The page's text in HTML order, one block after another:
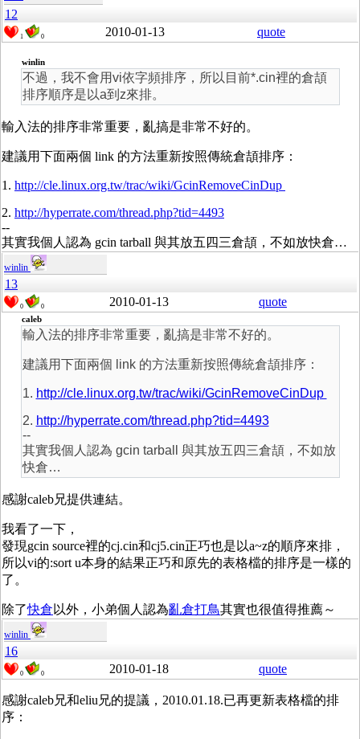
12
1 0 2010-01-13 quote
winlin
不過，我不會用vi依字頻排序，所以目前*.cin裡的倉頡
排序順序是以a到z來排。
輸入法的排序非常重要，亂搞是非常不好的。
建議用下面兩個 link 的方法重新按照傳統倉頡排序：
1. http://cle.linux.org.tw/trac/wiki/GcinRemoveCinDup
2. http://hyperrate.com/thread.php?tid=4493
--
其實我個人認為 gcin tarball 與其放五四三倉頡，不如放快倉…
winlin
13
0 0 2010-01-13 quote
caleb
輸入法的排序非常重要，亂搞是非常不好的。
建議用下面兩個 link 的方法重新按照傳統倉頡排序：
1. http://cle.linux.org.tw/trac/wiki/GcinRemoveCinDup
2. http://hyperrate.com/thread.php?tid=4493
--
其實我個人認為 gcin tarball 與其放五四三倉頡，不如放
快倉…
感謝caleb兄提供連結。
我看了一下，
發現gcin source裡的cj.cin和cj5.cin正巧也是以a~z的順序來排，
所以vi的:sort u本身的結果正巧和原先的表格檔的排序是一樣的
了。
除了快倉以外，小弟個人認為亂倉打鳥其實也很值得推薦～
winlin
16
0 0 2010-01-18 quote
感謝caleb兄和eliu兄的提議，2010.01.18.已再更新表格檔的排
序：